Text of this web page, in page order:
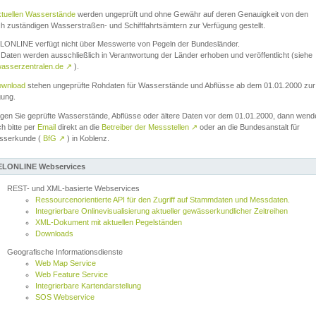
Wasserstände werden ungeprüft und ohne Gewähr auf deren Genauigkeit von den
zuständigen Wasserstraßen- und Schifffahrtsämtern zur Verfügung gestellt.
verfügt nicht über Messwerte von Pegeln der Bundesländer.
werden ausschließlich in Verantwortung der Länder erhoben und veröffentlicht (siehe
↗ ).
stehen ungeprüfte Rohdaten für Wasserstände und Abflüsse ab dem 01.01.2000 zur
Sie geprüfte Wasserstände, Abflüsse oder ältere Daten vor dem 01.01.2000, dann
bitte per Email direkt an die Betreiber der Messstellen ↗ oder an die Bundesanstalt für
( BfG ↗ ) in Koblenz.
Webservices
REST- und XML-basierte Webservices
Ressourcenorientierte API für den Zugriff auf Stammdaten und Messdaten.
Integrierbare Onlinevisualisierung aktueller gewässerkundlicher Zeitreihen
XML-Dokument mit aktuellen Pegelständen
Downloads
Geografische Informationsdienste
Web Map Service
Web Feature Service
Integrierbare Kartendarstellung
SOS Webservice